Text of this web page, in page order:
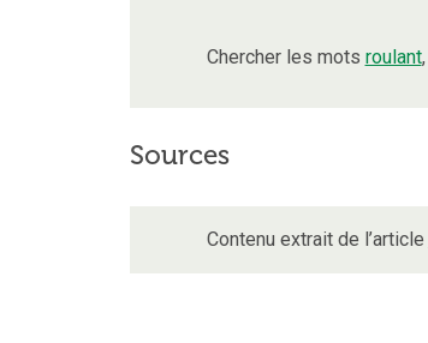
Chercher les mots roulant,
Sources
Contenu extrait de l’article